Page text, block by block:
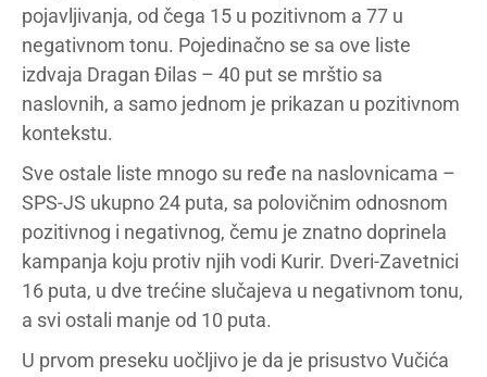
pojavljivanja, od čega 15 u pozitivnom a 77 u
negativnom tonu. Pojedinačno se sa ove liste
izdvaja Dragan Đilas – 40 put se mrštio sa
naslovnih, a samo jednom je prikazan u pozitivnom
kontekstu.
Sve ostale liste mnogo su ređe na naslovnicama –
SPS-JS ukupno 24 puta, sa polovičnim odnosnom
pozitivnog i negativnog, čemu je znatno doprinela
kampanja koju protiv njih vodi Kurir. Dveri-Zavetnici
16 puta, u dve trećine slučajeva u negativnom tonu,
a svi ostali manje od 10 puta.
U prvom preseku uočljivo je da je prisustvo Vučića